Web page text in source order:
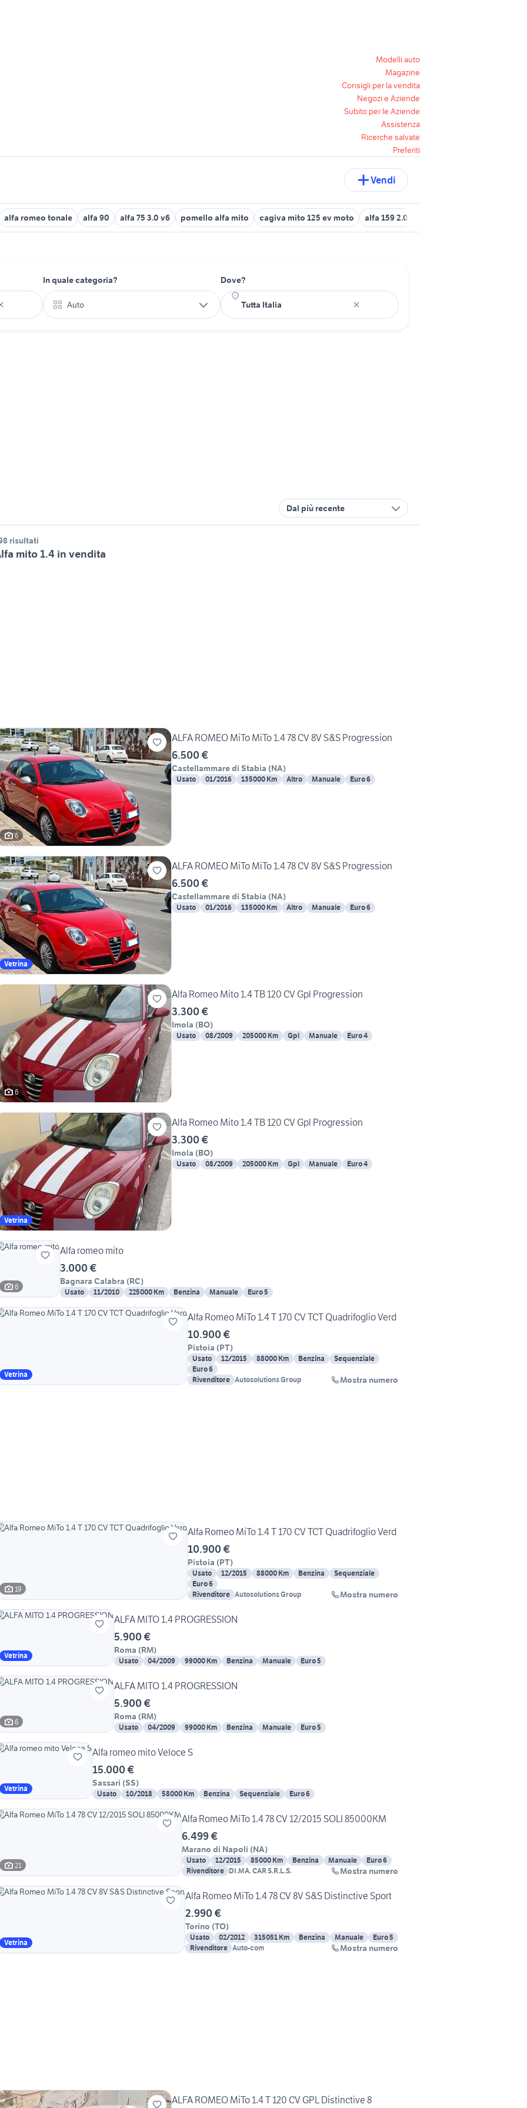
Modelli auto
Magazine
Consigli per la vendita
Negozi e Aziende
Subito per le Aziende
Assistenza
Ricerche salvate
Preferiti
Vendi
alfa romeo tonale alfa 90 alfa 75 3.0 v6 pomello alfa mito cagiva mito 125 ev moto alfa 159 2.0 jtdm 170 cv
In quale categoria?
Auto
Dove?
Dal più recente
risultati
mito 1.4 in vendita
6
ALFA ROMEO MiTo MiTo 1.4 78 CV 8V S&S Progression
6.500 €
Castellammare di Stabia (NA)
Usato 01/2016 135000 Km Altro Manuale Euro 6
Vetrina
ALFA ROMEO MiTo MiTo 1.4 78 CV 8V S&S Progression
6.500 €
Castellammare di Stabia (NA)
Usato 01/2016 135000 Km Altro Manuale Euro 6
6
Alfa Romeo Mito 1.4 TB 120 CV Gpl Progression
3.300 €
Imola (BO)
Usato 08/2009 205000 Km Gpl Manuale Euro 4
Vetrina
Alfa Romeo Mito 1.4 TB 120 CV Gpl Progression
3.300 €
Imola (BO)
Usato 08/2009 205000 Km Gpl Manuale Euro 4
6
Alfa romeo mito
3.000 €
Bagnara Calabra (RC)
Usato 11/2010 225000 Km Benzina Manuale Euro 5
Vetrina
Alfa Romeo MiTo 1.4 T 170 CV TCT Quadrifoglio Verd
10.900 €
Pistoia (PT)
Usato 12/2015 88000 Km Benzina
Sequenziale
Euro 6
Rivenditore Autosolutions Group Mostra numero
19
Alfa Romeo MiTo 1.4 T 170 CV TCT Quadrifoglio Verd
10.900 €
Pistoia (PT)
Usato 12/2015 88000 Km Benzina
Sequenziale
Euro 6
Rivenditore Autosolutions Group Mostra numero
Vetrina
ALFA MITO 1.4 PROGRESSION
5.900 €
Roma (RM)
Usato 04/2009 99000 Km Benzina Manuale Euro 5
6
ALFA MITO 1.4 PROGRESSION
5.900 €
Roma (RM)
Usato 04/2009 99000 Km Benzina Manuale Euro 5
Vetrina
Alfa romeo mito Veloce S
15.000 €
Sassari (SS)
Usato 10/2018 58000 Km Benzina Sequenziale Euro 6
21
Alfa Romeo MiTo 1.4 78 CV 12/2015 SOLI 85000KM
6.499 €
Marano di Napoli (NA)
Usato 12/2015 85000 Km Benzina Manuale
Euro 6
Rivenditore DI.MA. CAR S.R.L.S. Mostra numero
Vetrina
Alfa Romeo MiTo 1.4 78 CV 8V S&S Distinctive Sport
2.990 €
Torino (TO)
Usato 02/2012 315051 Km Benzina Manuale
Euro 5
Rivenditore Auto-com Mostra numero
ALFA ROMEO MiTo 1.4 T 120 CV GPL Distinctive 8